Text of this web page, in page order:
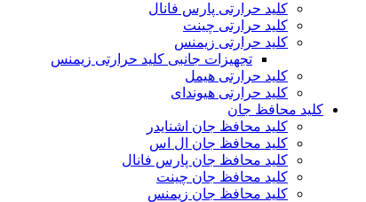
کلید حرارتی پارس فانال
کلید حرارتی چینت
کلید حرارتی زیمنس
تجهیزات جانبی کلید حرارتی زیمنس
کلید حرارتی هیمل
کلید حرارتی هیوندای
کلید محافظ جان
کلید محافظ جان اشنایدر
کلید محافظ جان ال اس
کلید محافظ جان پارس فانال
کلید محافظ جان چینت
کلید محافظ جان زیمنس